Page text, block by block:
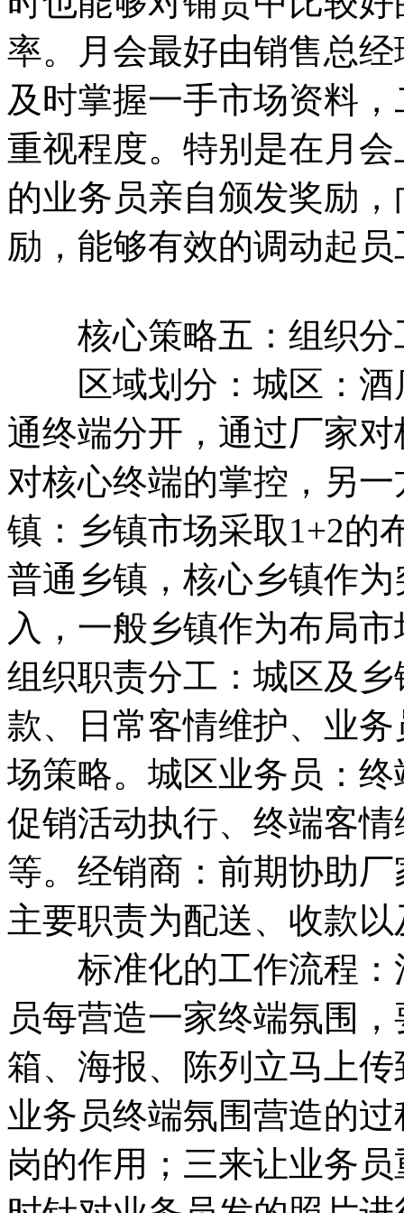
率。月会最好由销售总
及时掌握一手市场资料
重视程度。特别是在月
的业务员亲自颁发奖励
励，能够有效的调动起
核心策略五：组织分
区域划分：城区：酒
通终端分开，通过厂家
对核心终端的掌控，另
镇：乡镇市场采取1+2的
普通乡镇，核心乡镇作
入，一般乡镇作为布局
组织职责分工：城区及
款、日常客情维护、业
场策略。城区业务员：
促销活动执行、终端客
等。经销商：前期协助
主要职责为配送、收款
标准化的工作流程：
员每营造一家终端氛围
箱、海报、陈列立马上
业务员终端氛围营造的
岗的作用；三来让业务